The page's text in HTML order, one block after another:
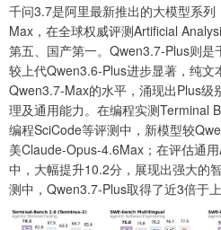
千问3.7是阿里最新推出的大模型系
Max，在全球权威评测Artificial
第五、国产第一。Qwen3.7-Plus则
较上代Qwen3.6-Plus进步显著，纯文
Qwen3.7-Max的水平，涌现出Plus级
理及通用能力。在编程实测Terminal
编程SciCode等评测中，新模型较
美Claude-Opus-4.6Max；在评估通
中，大幅提升10.2分，展现出强大的
测中，Qwen3.7-Plus取得了近3倍于